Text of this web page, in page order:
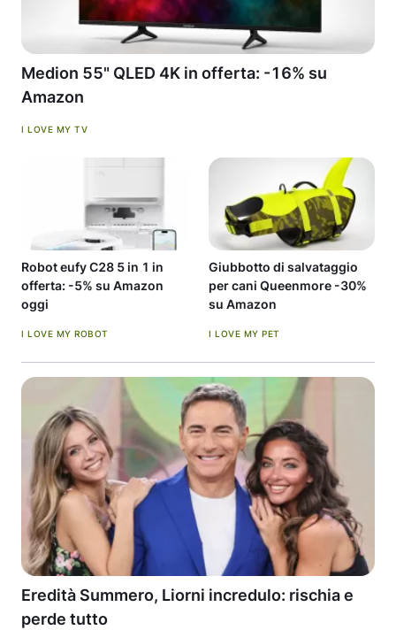
Medion 55" QLED 4K in offerta: -16% su
Amazon
I LOVE MY TV
Robot eufy C28 5 in 1 in
offerta: -5% su Amazon
oggi
I LOVE MY ROBOT
Giubbotto di salvataggio
per cani Queenmore -30%
su Amazon
I LOVE MY PET
Eredità Summero, Liorni incredulo: rischia e
perde tutto